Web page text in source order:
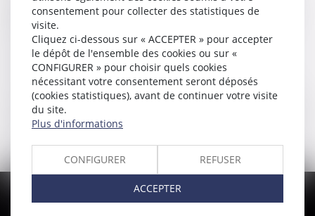
même avocat à Arras, en décembre 1996 puis s’est associé
avec lui en 1998.
Il travaille avec passion et s’investit dans chaque dossier
qu’on lui confie.
Il est attentif aux évolutions technologiques, il est fidèle aux
règles déontologiques, il aime la bande-dessinée et se rend à
NOS DERNIERS TWEETS
consentement pour collecter des statistiques de
visite.
Cliquez ci-dessous sur « ACCEPTER » pour accepter
le dépôt de l'ensemble des cookies ou sur «
CONFIGURER » pour choisir quels cookies
nécessitant votre consentement seront déposés
(cookies statistiques), avant de continuer votre visite
du site.
Plus d'informations
CONFIGURER REFUSER
ACCEPTER